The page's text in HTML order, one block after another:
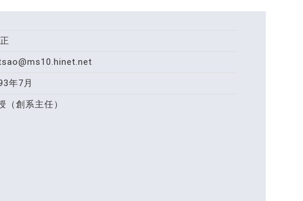
年7月
（創系主任）